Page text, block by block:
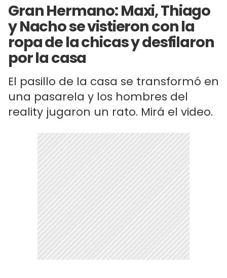
Gran Hermano: Maxi, Thiago
y Nacho se vistieron con la
ropa de la chicas y desfilaron
por la casa
El pasillo de la casa se transformó en
una pasarela y los hombres del
reality jugaron un rato. Mirá el video.